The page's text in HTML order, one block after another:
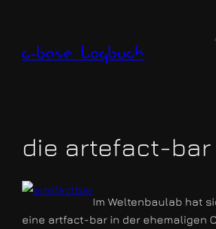
springen
c-base logbuch
die artefact-bar
Im Weltenbaulab hat
eine artfact-bar in der ehemaligen